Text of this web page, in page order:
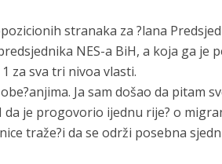
stranaka za ?lana
NES-a BiH, a koja ga
za sva tri nivoa vlasti.
Ja sam došao da pitam
je progovorio ijednu rije? o
traže?i da se održi posebna